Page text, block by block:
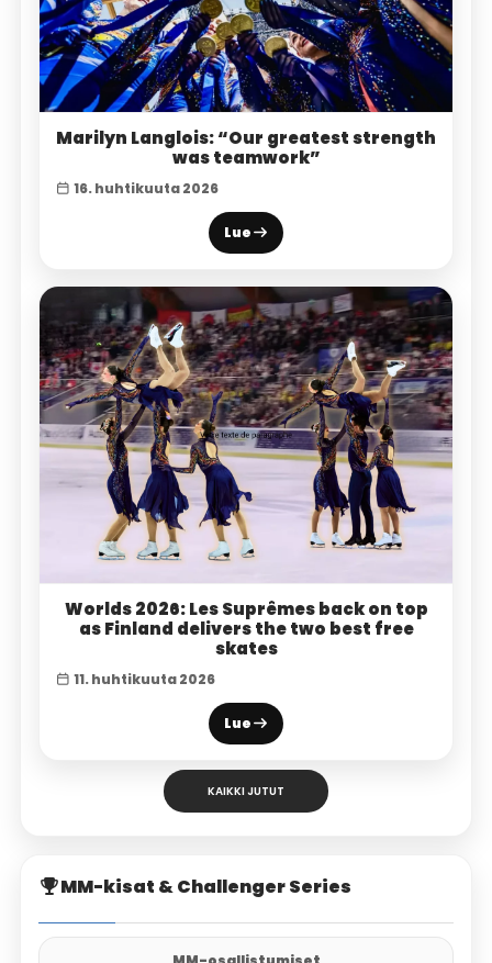
Marilyn Langlois: “Our greatest strength
was teamwork”
16. huhtikuuta 2026
Lue
Worlds 2026: Les Suprêmes back on top
as Finland delivers the two best free
skates
11. huhtikuuta 2026
Lue
KAIKKI JUTUT
MM-kisat & Challenger Series